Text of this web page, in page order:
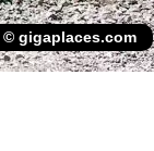
© gigaplaces.com